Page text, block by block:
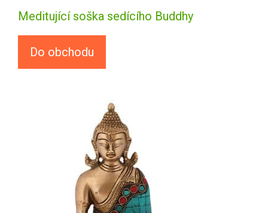
Meditující soška sedícího Buddhy
Do obchodu